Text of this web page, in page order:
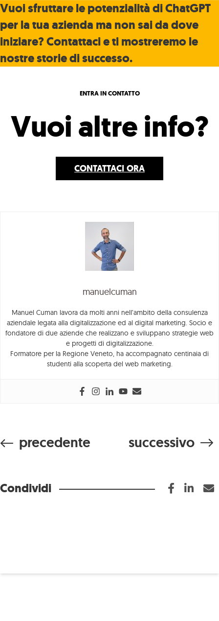
Condividi
Vuoi sfruttare le potenzialità di ChatGPT
per la tua azienda ma non sai da dove
iniziare? Contattaci e ti mostreremo le
nostre storie di successo.
ENTRA IN CONTATTO
Vuoi altre info?
CONTATTACI ORA
manuelcuman
Manuel Cuman lavora da molti anni nell’ambito della consulenza
aziendale legata alla digitalizzazione ed al digital marketing. Socio e
fondatore di due aziende che realizzano e sviluppano strategie web
e progetti di digitalizzazione.
Formatore per la Regione Veneto, ha accompagnato centinaia di
studenti alla scoperta del web marketing.
precedente successivo